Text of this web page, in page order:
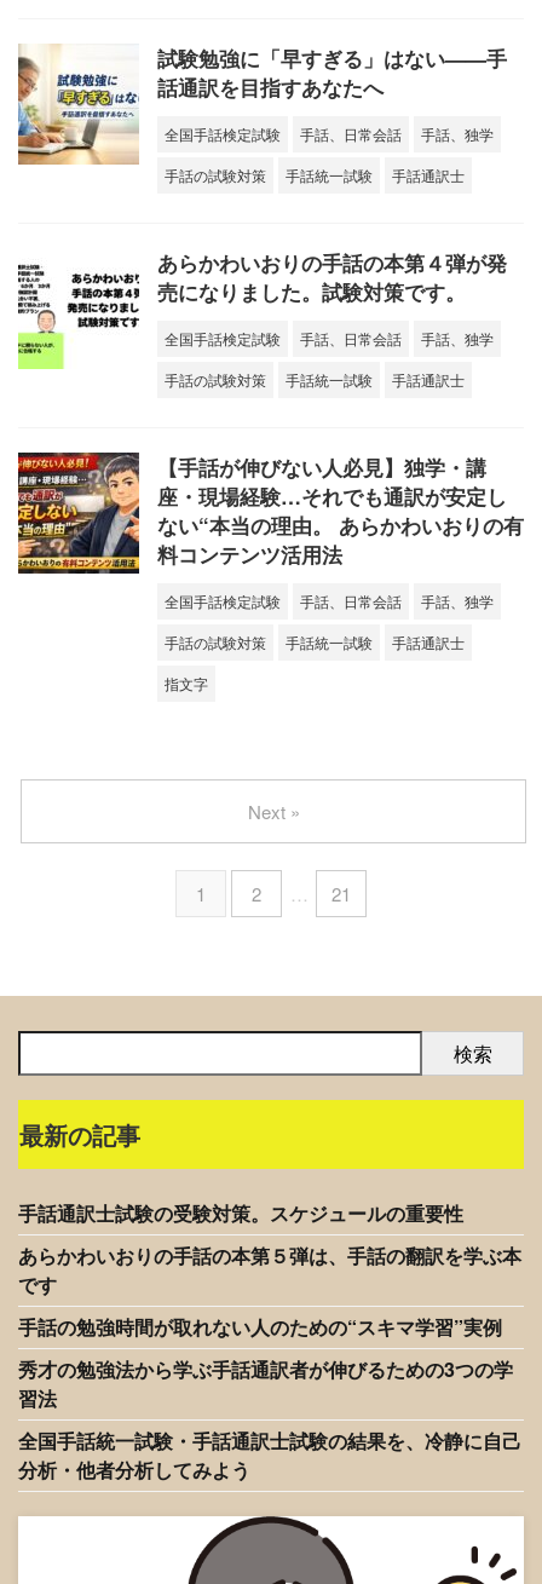
試験勉強に「早すぎる」はない——手
話通訳を目指すあなたへ
全国手話検定試験 手話、日常会話
手話、独学
手話の試験対策
手話統一試験 手話通訳士
あらかわいおりの手話の本第４弾が発
売になりました。試験対策です。
全国手話検定試験 手話、日常会話
手話、独学
手話の試験対策
手話統一試験 手話通訳士
【手話が伸びない人必見】独学・講
座・現場経験…それでも通訳が安定し
ない“本当の理由。 あらかわいおりの有
料コンテンツ活用法
全国手話検定試験 手話、日常会話
手話、独学
手話の試験対策
手話統一試験
手話通訳士
指文字
1 2 … 21
Next »
検索
最新の記事
手話通訳士試験の受験対策。スケジュールの重要性
あらかわいおりの手話の本第５弾は、手話の翻訳を学ぶ本
です
手話の勉強時間が取れない人のための“スキマ学習”実例
秀才の勉強法から学ぶ手話通訳者が伸びるための3つの学
習法
全国手話統一試験・手話通訳士試験の結果を、冷静に自己
分析・他者分析してみよう